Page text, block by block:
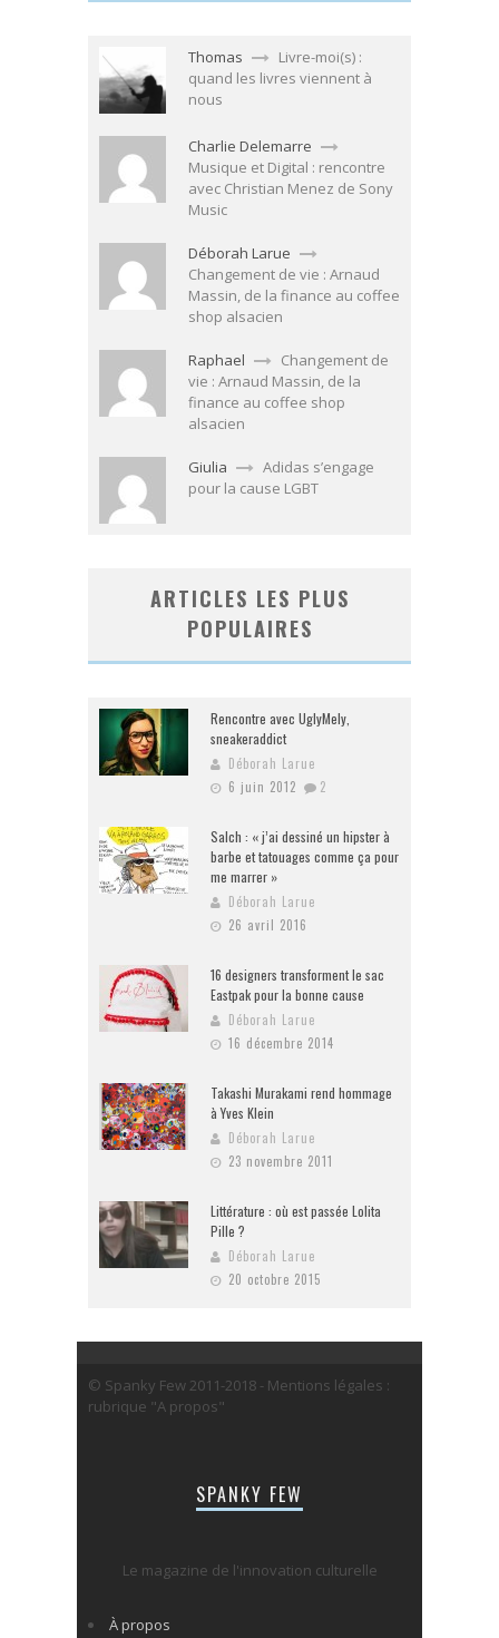
Thomas
Livre-moi(s) :
quand les livres viennent à
nous
Charlie Delemarre
Musique et Digital : rencontre
avec Christian Menez de Sony
Music
Déborah Larue
Changement de vie : Arnaud
Massin, de la finance au coffee
shop alsacien
Raphael
Changement de
vie : Arnaud Massin, de la
finance au coffee shop
alsacien
Giulia
Adidas s’engage
pour la cause LGBT
ARTICLES LES PLUS
POPULAIRES
Rencontre avec UglyMely,
sneakeraddict
Déborah Larue
6 juin 2012
2
Salch : « j’ai dessiné un hipster à
barbe et tatouages comme ça pour
me marrer »
Déborah Larue
26 avril 2016
16 designers transforment le sac
Eastpak pour la bonne cause
Déborah Larue
16 décembre 2014
Takashi Murakami rend hommage
à Yves Klein
Déborah Larue
23 novembre 2011
Littérature : où est passée Lolita
Pille ?
Déborah Larue
20 octobre 2015
© Spanky Few 2011-2018 - Mentions légales :
rubrique "A propos"
SPANKY FEW
Le magazine de l'innovation culturelle
À propos